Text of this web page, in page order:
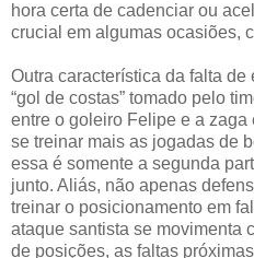
hora certa de cadenciar ou
crucial em algumas ocasiões,
Outra característica da falta de
“gol de costas” tomado pelo
entre o goleiro Felipe e a
se treinar mais as jogadas de
essa é somente a segunda
junto. Aliás, não apenas
treinar o posicionamento em
ataque santista se movimenta
de posições, as faltas